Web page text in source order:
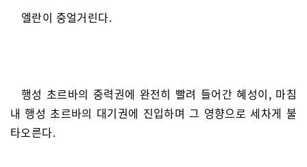
엘란이 중얼거린다.
행성 초르바의 중력권에 완전히 빨려 들어간 혜성이, 마침
내 행성 초르바의 대기권에 진입하며 그 영향으로 세차게 불
타오른다.